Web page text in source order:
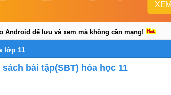
Android để lưu và xem mà không cần mạng!
lớp 11
bài tập(SBT) hóa học 11